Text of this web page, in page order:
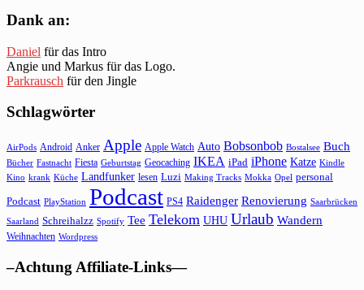
Dank an:
Daniel für das Intro
Angie und Markus für das Logo.
Parkrausch für den Jingle
Schlagwörter
AirPods Android Anker Apple Apple Watch Auto Bobsonbob Bostalsee Buch
Bücher Fastnacht Fiesta Geburtstag Geocaching IKEA iPad iPhone Katze Kindle
Kino krank Küche Landfunker lesen Luzi Making Tracks Mokka Opel personal
Podcast PlayStation Podcast PS4 Raidenger Renovierung Saarbrücken
Saarland Schreihalzz Spotify Tee Telekom UHU Urlaub Wandern
Weihnachten Wordpress
–Achtung Affiliate-Links—